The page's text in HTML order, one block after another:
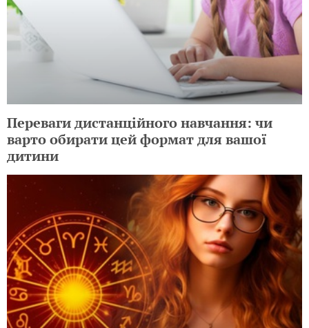
Переваги дистанційного навчання: чи
варто обирати цей формат для вашої
дитини